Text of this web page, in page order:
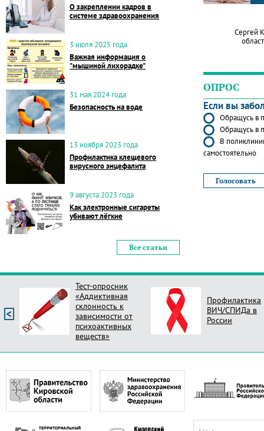
О закреплении кадров в
системе здравоохранения
3 июля 2025 года
Важная информация о
"мышиной лихорадке"
31 мая 2024 года
Безопасность на воде
13 ноября 2023 года
Профилактика клещевого
вирусного энцефалита
9 августа 2023 года
Как электронные сигареты
убивают лёгкие
Все статьи
Сергей
ОПРОС
Если вы
Обращусь в
Обращусь в
В
самостоятельно
Тест-опросник
«Аддиктивная
склонность к
зависимости от
психоактивных
веществ»
Профилактика
ВИЧ/СПИДа в
России